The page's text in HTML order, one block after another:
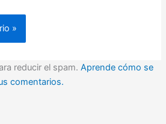
reducir el spam. Aprende cómo se
comentarios.